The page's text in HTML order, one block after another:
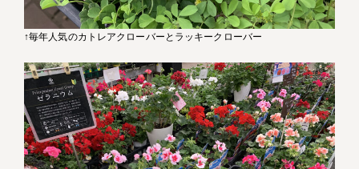
↑毎年人気のカトレアクローバーとラッキークローバー